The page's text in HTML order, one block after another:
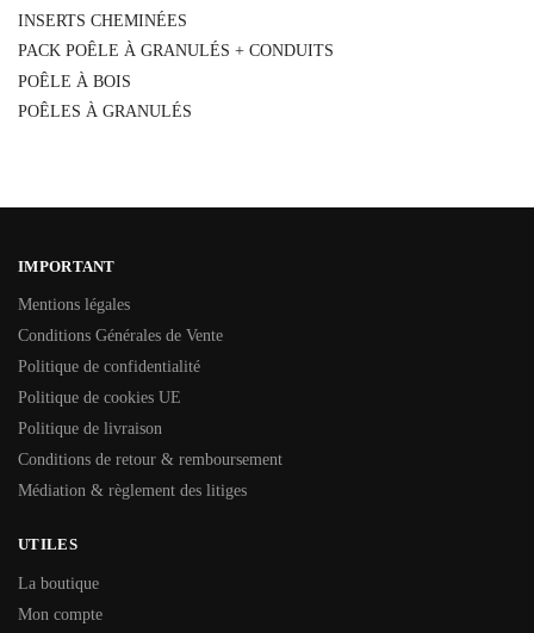
INSERTS CHEMINÉES
PACK POÊLE À GRANULÉS + CONDUITS
POÊLE À BOIS
POÊLES À GRANULÉS
IMPORTANT
Mentions légales
Conditions Générales de Vente
Politique de confidentialité
Politique de cookies UE
Politique de livraison
Conditions de retour & remboursement
Médiation & règlement des litiges
UTILES
La boutique
Mon compte